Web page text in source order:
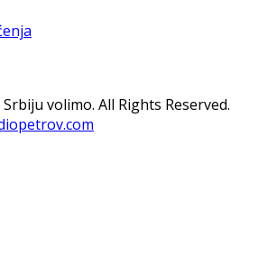
volimo. All Rights Reserved.